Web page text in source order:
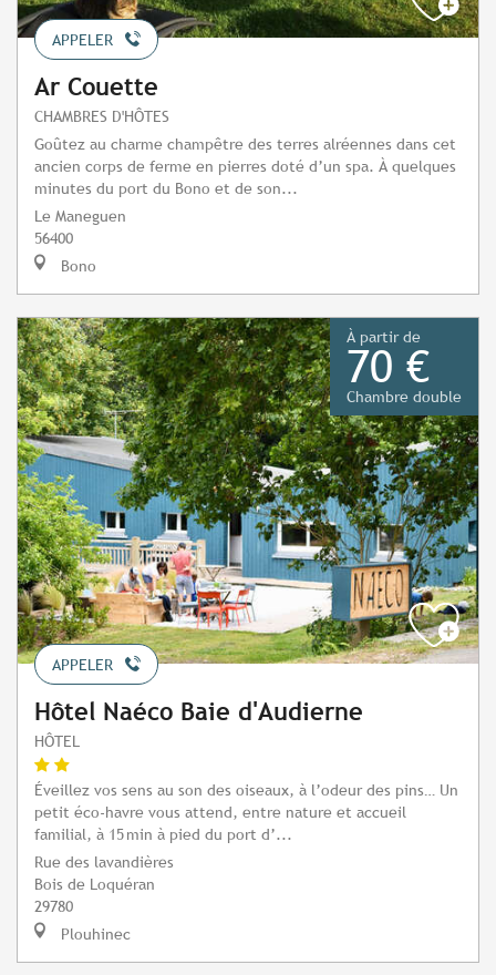
APPELER
Ar Couette
CHAMBRES D'HÔTES
Goûtez au charme champêtre des terres alréennes dans cet
ancien corps de ferme en pierres doté d’un spa. À quelques
minutes du port du Bono et de son...
Le Maneguen
56400
Bono
À partir de
70 €
Chambre double
APPELER
Hôtel Naéco Baie d'Audierne
HÔTEL
Éveillez vos sens au son des oiseaux, à l’odeur des pins… Un
petit éco-havre vous attend, entre nature et accueil
familial, à 15 min à pied du port d’...
Rue des lavandières
Bois de Loquéran
29780
Plouhinec